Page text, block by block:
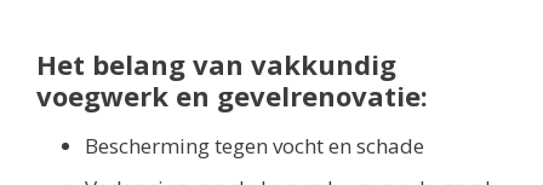
Het belang van vakkundig
voegwerk en gevelrenovatie:
Bescherming tegen vocht en schade